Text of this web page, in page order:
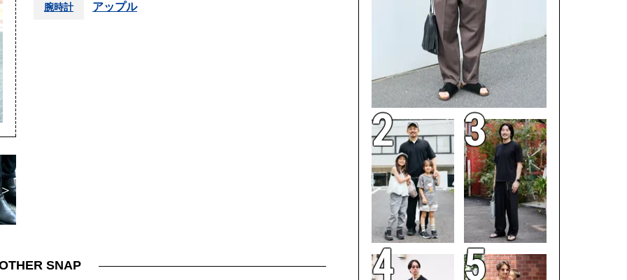
腕時計 アップル
SNAP